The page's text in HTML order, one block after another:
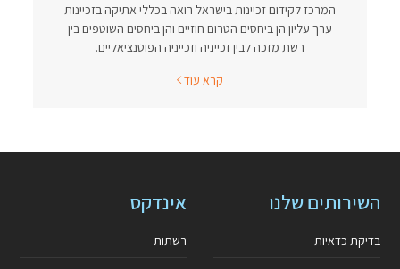
המרכז לקידום זכיינות בישראל רואה בכללי אתיקה בזכיינות
ערך עליון הן ביחסים הטרום חוזיים והן ביחסים השוטפים בין
רשת מזכה לבין זכייניה וזכייניה הפוטנציאליים.
קרא עוד
השירותים שלנו
בדיקת כדאיות
אינדקס
רשתות